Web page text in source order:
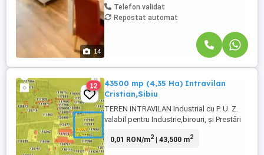
14
Telefon validat
Repostat automat
12
43500 mp (4,35 Ha) Intravilan
Cristian,Sibiu
TEREN INTRAVILAN Industrial cu P. U. Z.
valabil pentru Industrie,birouri, și Prestări
locuinte de serviciu (P+1+M) -comert
0,01 RON/m2| 43,500 m2